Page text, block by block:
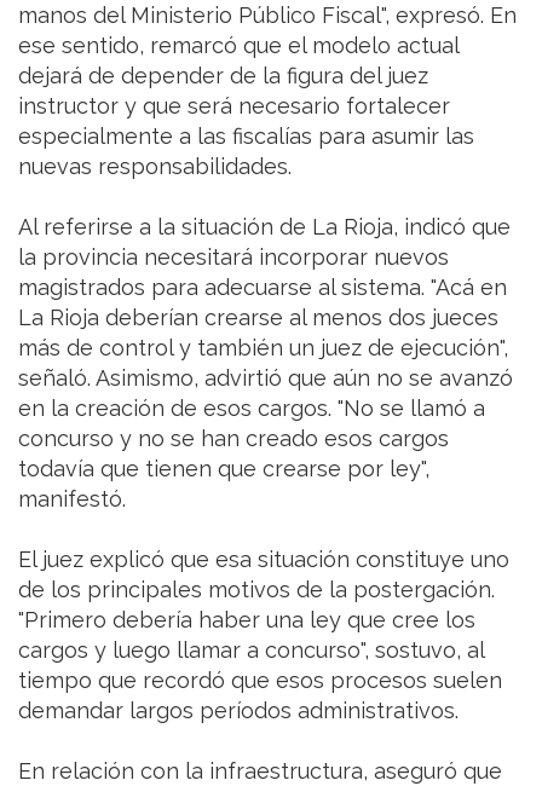
manos del Ministerio Público Fiscal", expresó. En
ese sentido, remarcó que el modelo actual
dejará de depender de la figura del juez
instructor y que será necesario fortalecer
especialmente a las fiscalías para asumir las
nuevas responsabilidades.
Al referirse a la situación de La Rioja, indicó que
la provincia necesitará incorporar nuevos
magistrados para adecuarse al sistema. "Acá en
La Rioja deberían crearse al menos dos jueces
más de control y también un juez de ejecución",
señaló. Asimismo, advirtió que aún no se avanzó
en la creación de esos cargos. "No se llamó a
concurso y no se han creado esos cargos
todavía que tienen que crearse por ley",
manifestó.
El juez explicó que esa situación constituye uno
de los principales motivos de la postergación.
"Primero debería haber una ley que cree los
cargos y luego llamar a concurso", sostuvo, al
tiempo que recordó que esos procesos suelen
demandar largos períodos administrativos.
En relación con la infraestructura, aseguró que